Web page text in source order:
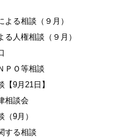
る相談（９月）
人権相談（９月）
ＰＯ等相談
9月21日】
相談会
9月）
する相談